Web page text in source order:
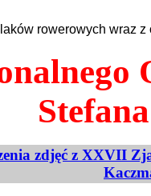
rowerowych wraz z
zdjęć z XXVII